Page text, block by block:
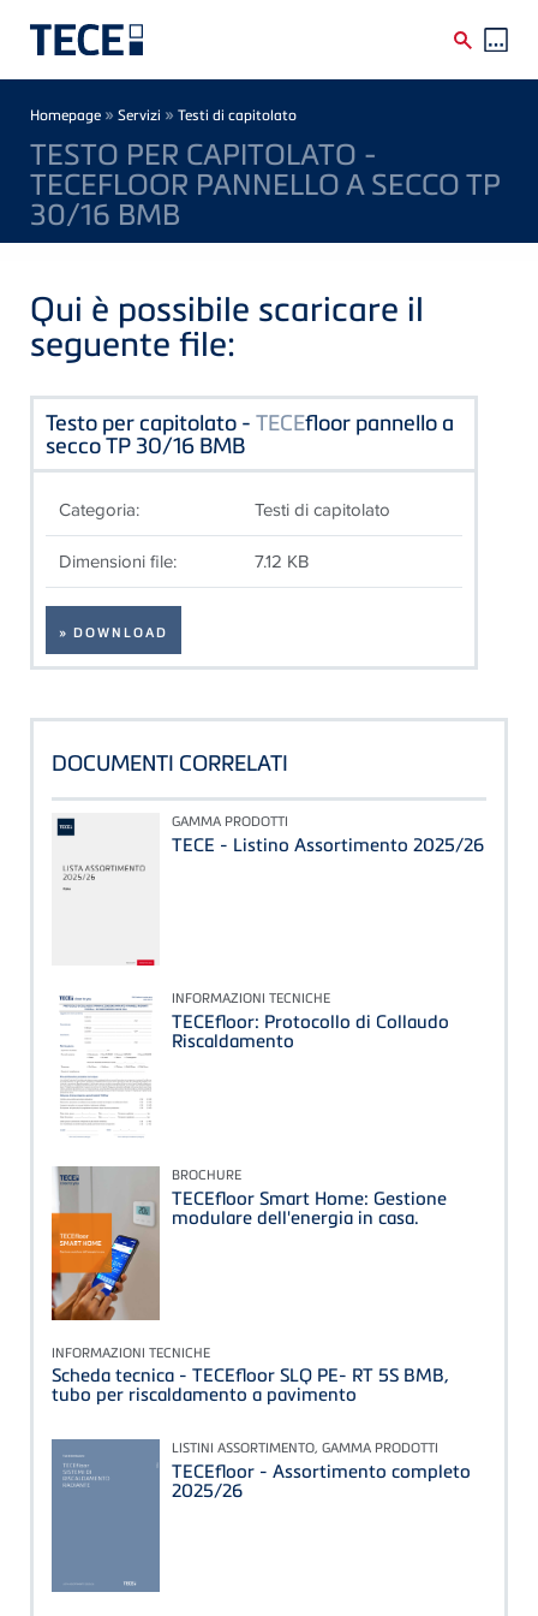
Breadcrumb
Homepage » Servizi » Testi di capitolato
TESTO PER CAPITOLATO -
TECEFLOOR PANNELLO A SECCO TP
30/16 BMB
Qui è possibile scaricare il
seguente file:
Testo per capitolato - TECEfloor pannello a
secco TP 30/16 BMB
Categoria: Testi di capitolato
Dimensioni file: 7.12 KB
» DOWNLOAD
DOCUMENTI CORRELATI
GAMMA PRODOTTI
TECE - Listino Assortimento 2025/26
INFORMAZIONI TECNICHE
TECEfloor: Protocollo di Collaudo
Riscaldamento
BROCHURE
TECEfloor Smart Home: Gestione
modulare dell'energia in casa.
INFORMAZIONI TECNICHE
Scheda tecnica - TECEfloor SLQ PE- RT 5S BMB,
tubo per riscaldamento a pavimento
LISTINI ASSORTIMENTO, GAMMA PRODOTTI
TECEfloor - Assortimento completo
2025/26